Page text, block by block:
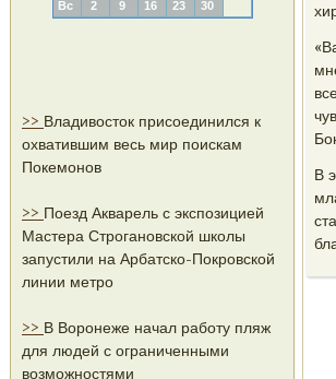
Вс
2 9 16 23 30
>> Владивосток присоединился к
охватившим весь мир поискам
Покемонов
>> Поезд Акварель с экспозицией
Мастера Строгановской школы
запустили на Арбатско-Покровской
линии метро
>> В Воронеже начал работу пляж
для людей с ограниченными
возможностями
В